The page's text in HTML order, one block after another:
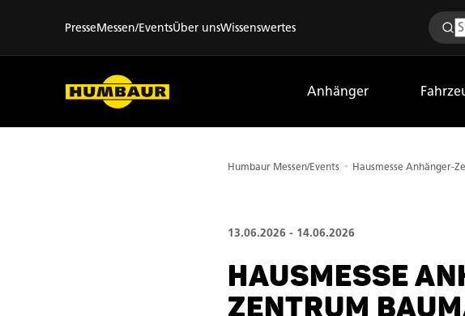
PresseMessen/EventsÜber unsWissenswertes
Anhänger
Humbaur Messen/Events
13.06.2026 - 14.06.2026
HAUSMESSE
ZENTRUM